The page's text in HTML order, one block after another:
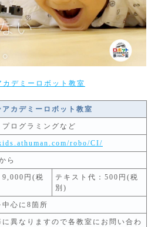
カデミーロボット教室
アカデミーロボット教室
プログラミングなど
robo/CI/
ら
9,000円(税
テキスト代：500円(税
別)
中心に8箇所
に異なりますので各教室にお問い合わ